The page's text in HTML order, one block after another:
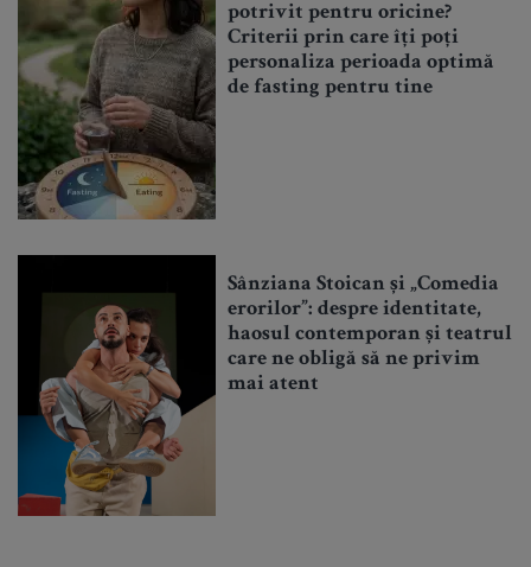
potrivit pentru oricine?
Criterii prin care îți poți
personaliza perioada optimă
de fasting pentru tine
Sânziana Stoican și „Comedia
erorilor”: despre identitate,
haosul contemporan și teatrul
care ne obligă să ne privim
mai atent